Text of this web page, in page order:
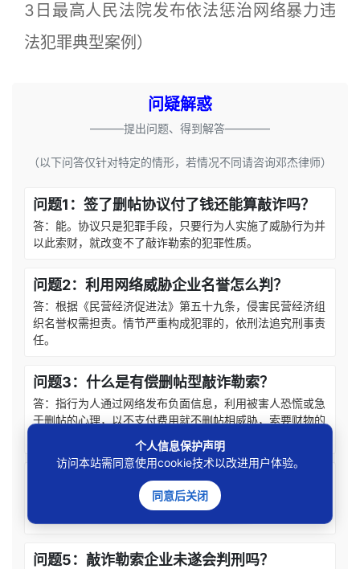
3日最高人民法院发布依法惩治网络暴力违
法犯罪典型案例）
问疑解惑
———提出问题、得到解答————
（以下问答仅针对特定的情形，若情况不同请咨询邓杰律师）
问题1：签了删帖协议付了钱还能算敲诈吗？
答：能。协议只是犯罪手段，只要行为人实施了威胁行为并
以此索财，就改变不了敲诈勒索的犯罪性质。
问题2：利用网络威胁企业名誉怎么判？
答：根据《民营经济促进法》第五十九条，侵害民营经济组
织名誉权需担责。情节严重构成犯罪的，依刑法追究刑事责
任。
问题3：什么是有偿删帖型敲诈勒索？
答：指行为人通过网络发布负面信息，利用被害人恐慌或急
于删帖的心理，以不支付费用就不删帖相威胁，索要财物的
问题4：企业给黑公关的钱能追回来吗？
答：能。本案判决责令被告人退赔被害单位经济损失，公安
问题5：敲诈勒索企业未遂会判刑吗？
个人信息保护声明
访问本站需同意使用cookie技术以改进用户体验。
同意后关闭